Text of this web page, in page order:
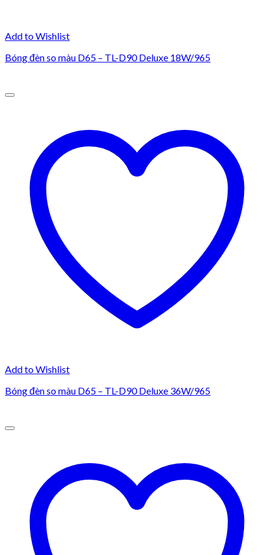
Add to Wishlist
Bóng đèn so màu D65 – TL-D90 Deluxe 18W/965
Add to Wishlist
Bóng đèn so màu D65 – TL-D90 Deluxe 36W/965